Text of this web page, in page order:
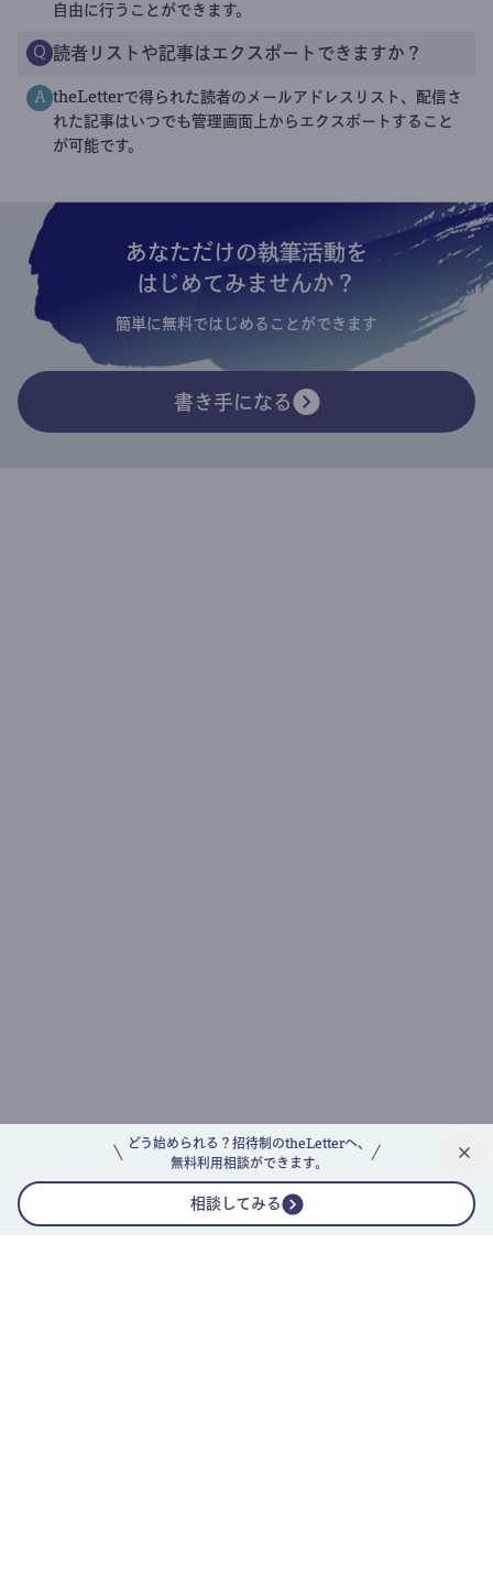
どう始められる？招待制のtheLetterへ、
無料利用相談ができます。
相談してみる
自由に行うことができます。
Q 読者リストや記事はエクスポートできますか？
A theLetterで得られた読者のメールアドレスリスト、配信さ
れた記事はいつでも管理画面上からエクスポートすること
が可能です。
あなただけの執筆活動を
はじめてみませんか？
簡単に無料ではじめることができます
書き手になる